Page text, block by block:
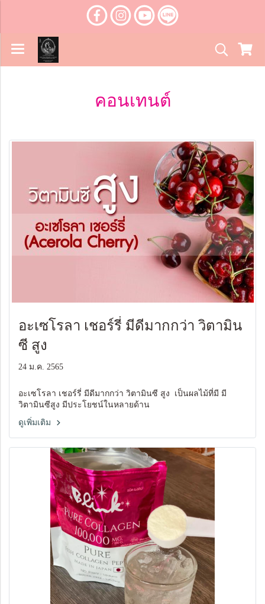
คอนเทนต์
อะเซโรลา เชอร์รี่ มีดีมากกว่า วิตามิน
ซี สูง
24 ม.ค. 2565
อะเซโรลา เชอร์รี่ มีดีมากกว่า วิตามินซี สูง เป็นผลไม้ที่มี มี
วิตามินซีสูง มีประโยชน์ในหลายด้าน
ดูเพิ่มเติม